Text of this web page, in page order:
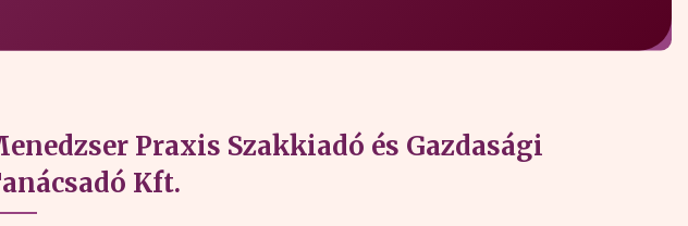
Praxis Szakkiadó és Gazdasági
Kft.